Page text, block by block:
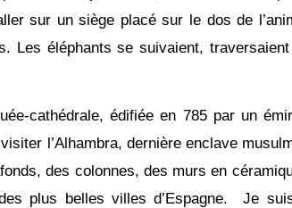
sur un siège placé sur le dos de
Les éléphants se suivaient,
cathédrale, édifiée en 785 par un
l’Alhambra, dernière enclave
des colonnes, des murs en
plus belles villes d’Espagne. Je